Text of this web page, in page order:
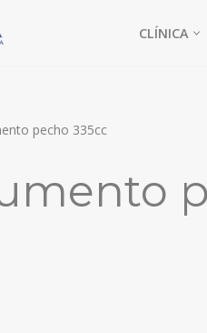
CLÍNICA
pecho 335cc